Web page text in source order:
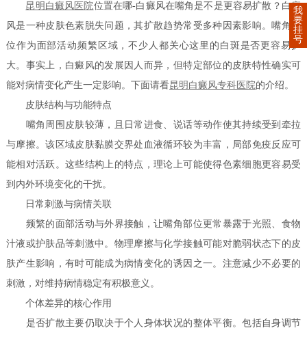
昆明白癜风医院位置在哪-白癜风在嘴角是不是更容易扩散？白癜
风是一种皮肤色素脱失问题，其扩散趋势常受多种因素影响。嘴角部
位作为面部活动频繁区域，不少人都关心这里的白斑是否更容易扩
大。事实上，白癜风的发展因人而异，但特定部位的皮肤特性确实可
能对病情变化产生一定影响。下面请看昆明白癜风专科医院的介绍。
皮肤结构与功能特点
嘴角周围皮肤较薄，且日常进食、说话等动作使其持续受到牵拉
与摩擦。该区域皮肤黏膜交界处血液循环较为丰富，局部免疫反应可
能相对活跃。这些结构上的特点，理论上可能使得色素细胞更容易受
到内外环境变化的干扰。
日常刺激与病情关联
频繁的面部活动与外界接触，让嘴角部位更常暴露于光照、食物
汁液或护肤品等刺激中。物理摩擦与化学接触可能对脆弱状态下的皮
肤产生影响，有时可能成为病情变化的诱因之一。注意减少不必要的
刺激，对维持病情稳定有积极意义。
个体差异的核心作用
是否扩散主要仍取决于个人身体状况的整体平衡。包括自身调节
我
要
挂
号